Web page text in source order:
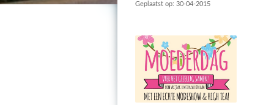
Geplaatst op: 30-04-2015